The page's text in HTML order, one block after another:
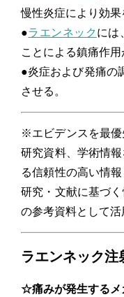
慢性炎症により効果
●ラエンネックには
ことによる鎮痛作用
●炎症および発痛の
させる。
※エビデンスを最
研究資料、学術情
る信頼性の高い情
研究・文献に基づ
の参考資料として活
ラエンネック注
☆痛みが発生するメ